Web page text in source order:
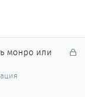
З
монро или